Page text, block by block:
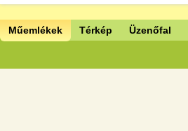
Műemlékek Térkép Üzenőfal